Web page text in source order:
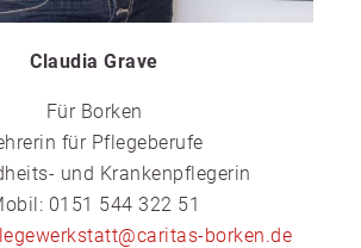
Claudia Grave
Für Borken
für Pflegeberufe
und Krankenpflegerin
0151 544 322 51
borken.de